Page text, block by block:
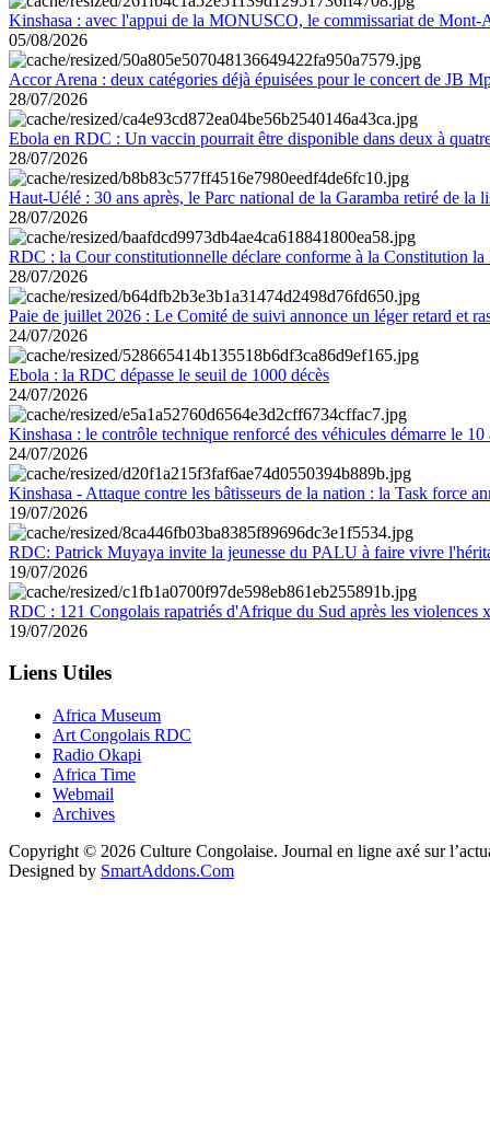
Kinshasa : avec l'appui de la MONUSCO, le commissariat de Mont-
05/08/2026
Accor Arena : deux catégories déjà épuisées pour le concert de JB
28/07/2026
Ebola en RDC : Un vaccin pourrait être disponible dans deux à
28/07/2026
Haut-Uélé : 30 ans après, le Parc national de la Garamba retiré de la
28/07/2026
RDC : la Cour constitutionnelle déclare conforme à la Constitution la
28/07/2026
Paie de juillet 2026 : Le Comité de suivi annonce un léger retard et
24/07/2026
Ebola : la RDC dépasse le seuil de 1000 décès
24/07/2026
Kinshasa : le contrôle technique renforcé des véhicules démarre le 10
24/07/2026
Kinshasa - Attaque contre les bâtisseurs de la nation : la Task force
19/07/2026
RDC: Patrick Muyaya invite la jeunesse du PALU à faire vivre
19/07/2026
RDC : 121 Congolais rapatriés d'Afrique du Sud après les violences
19/07/2026
Liens Utiles
Africa Museum
Art Congolais RDC
Radio Okapi
Africa Time
Webmail
Archives
Copyright © 2026 Culture Congolaise. Journal en ligne axé sur
Designed by SmartAddons.Com